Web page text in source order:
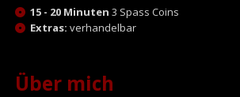
15 - 20 Minuten 3 Spass Coins
Extras: verhandelbar
Über mich